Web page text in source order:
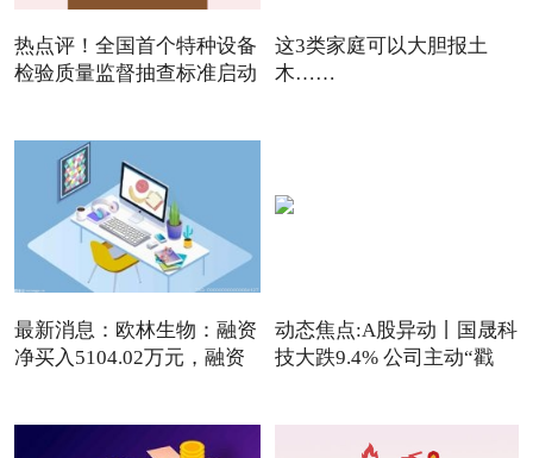
热点评！全国首个特种设备
检验质量监督抽查标准启动
这3类家庭可以大胆报土
木……
最新消息：欧林生物：融资
净买入5104.02万元，融资
动态焦点:A股异动丨国晟科
技大跌9.4% 公司主动“戳